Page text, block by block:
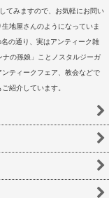
てみますので、お気軽にお問い
地屋さんのようになっていま
の通り、実はアンティーク雑
の孫娘」ことノスタルジーガ
ティークフェア、教会などで
紹介しています。